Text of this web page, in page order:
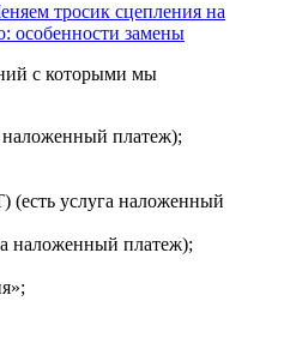
тросик сцепления на
особенности замены
с которыми мы
платеж);
услуга наложенный
наложенный платеж);